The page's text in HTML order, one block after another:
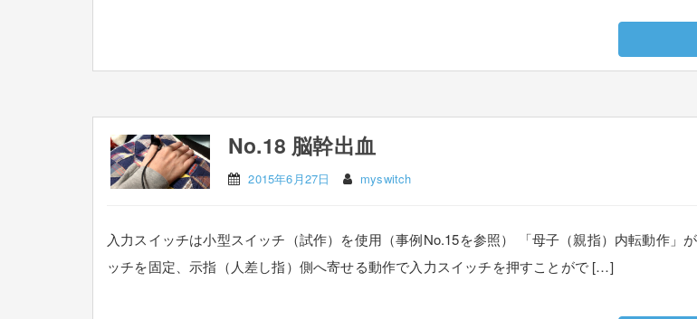
No.18 脳幹出血
2015年6月27日 myswitch
入力スイッチは小型スイッチ（試作）を使用（事例No.15を参照） 「母子（親指）内転動作」
ッチを固定、示指（人差し指）側へ寄せる動作で入力スイッチを押すことがで […]